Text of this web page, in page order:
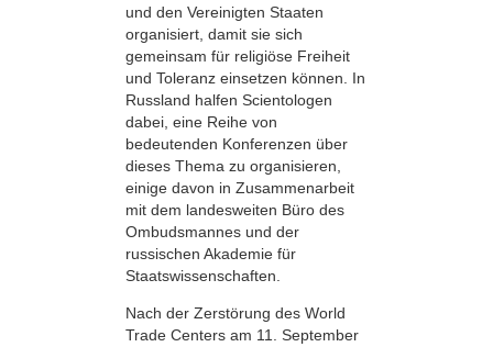
und den Vereinigten Staaten
organisiert, damit sie sich
gemeinsam für religiöse Freiheit
und Toleranz einsetzen können. In
Russland halfen Scientologen
dabei, eine Reihe von
bedeutenden Konferenzen über
dieses Thema zu organisieren,
einige davon in Zusammenarbeit
mit dem landesweiten Büro des
Ombudsmannes und der
russischen Akademie für
Staatswissenschaften.
Nach der Zerstörung des World
Trade Centers am 11. September